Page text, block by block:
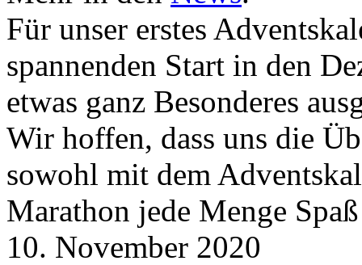
Für unser erstes
spannenden Start in den
etwas ganz Besonderes
Wir hoffen, dass uns die
sowohl mit dem
Marathon jede Menge
10. November 2020